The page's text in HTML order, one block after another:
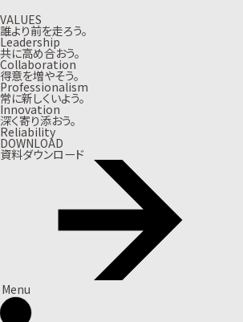
VALUES
誰より前を走ろう。
Leadership
共に高め合おう。
Collaboration
得意を増やそう。
Professionalism
常に新しくいよう。
Innovation
深く寄り添おう。
Reliability
DOWNLOAD
資料ダウンロード
Menu